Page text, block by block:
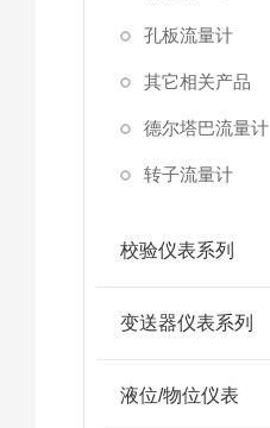
孔板流量计
其它相关产品
德尔塔巴流量计
转子流量计
校验仪表系列
变送器仪表系列
液位/物位仪表